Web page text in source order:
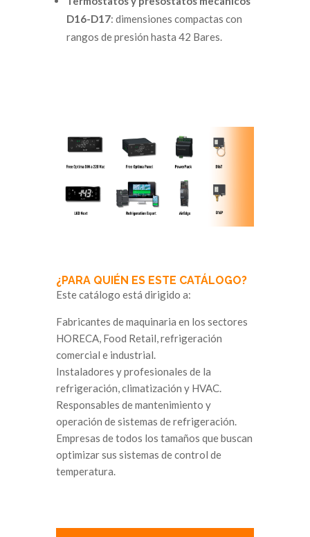
D16-D17: dimensiones compactas con
rangos de presión hasta 42 Bares.
¿PARA QUIÉN ES ESTE CATÁLOGO?
Este catálogo está dirigido a:
Fabricantes de maquinaria en los sectores
HORECA, Food Retail, refrigeración
comercial e industrial.
Instaladores y profesionales de la
refrigeración, climatización y HVAC.
Responsables de mantenimiento y
operación de sistemas de refrigeración.
Empresas de todos los tamaños que buscan
optimizar sus sistemas de control de
temperatura.